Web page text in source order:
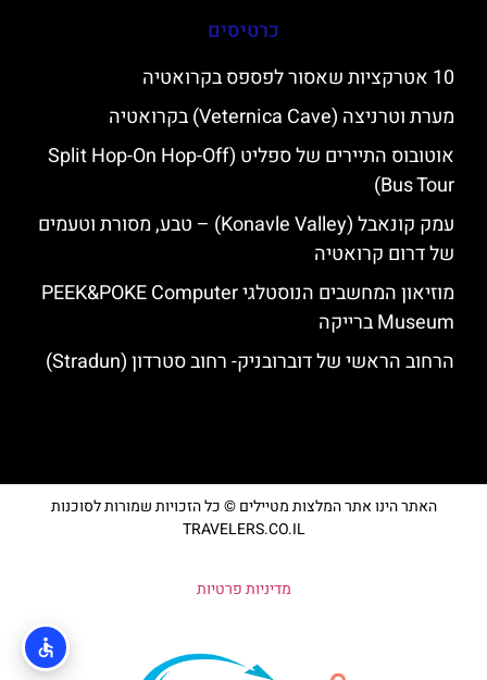
כרטיסים
10 אטרקציות שאסור לפספס בקרואטיה
מערת וטרניצה (Veternica Cave) בקרואטיה
אוטובוס התיירים של ספליט (Split Hop-On Hop-Off
Bus Tour)
עמק קונאבל (Konavle Valley) – טבע, מסורת וטעמים
של דרום קרואטיה
מוזיאון המחשבים הנוסטלגי PEEK&POKE Computer
Museum ברייקה
הרחוב הראשי של דוברובניק- רחוב סטרדון (Stradun)
האתר הינו אתר המלצות מטיילים © כל הזכויות שמורות לסוכנות
TRAVELERS.CO.IL
מדיניות פרטיות